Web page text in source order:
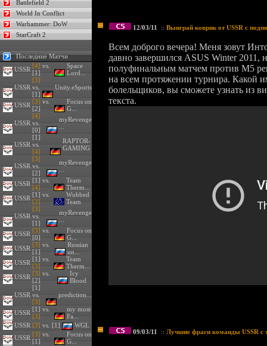
Battlefield 2
World In Conflict
Warhammer: DoW
StarCraft 2
Последние Матчи
USSR [4] vs.
[1]
Space
Lord...
USSR
[3]
vs.
[1]
Unity.eSports
USSR [3] vs.
[2]
Focus on
G...
USSR
[4]
vs.
[0]
myRevenge
USSR
[1]
vs.
[4]
RAPTOR-
GAMING
USSR
[3]
vs.
[2]
myRevenge
USSR [1] vs.
[4]
Team
Therm...
USSR [1] vs.
[3]
Wubbed
Team
USSR
[3]
vs.
[1]
myRevenge
USSR [3] vs.
[0]
Focus on
G...
USSR [3] vs.
[1]
Russian
un...
USSR [1] vs.
[3]
Team
Therm...
USSR [3] vs.
[2]
Icy
Blood
USSR
[1]
vs.
[3]
prediction...
USSR [1] vs.
[3]
my most
Fa...
USSR [3] vs. [1]
WGL
USSR [3] vs.
[1]
Focus on
G...
12/03/11 :: Выиграй коврик от USSR с
Всем доброго вечера! Меня зовут
давно завершился ASUS Winter 2011,
полуфинальным матчем против М5
на всем протяжении турнира. Какой
болельщиков, вы сможете узнать из
текста.
09/03/11 :: Лучшие фраги команды USSR с